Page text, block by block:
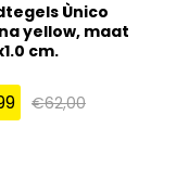
Ùnico
yellow, maat
cm.
€62,00